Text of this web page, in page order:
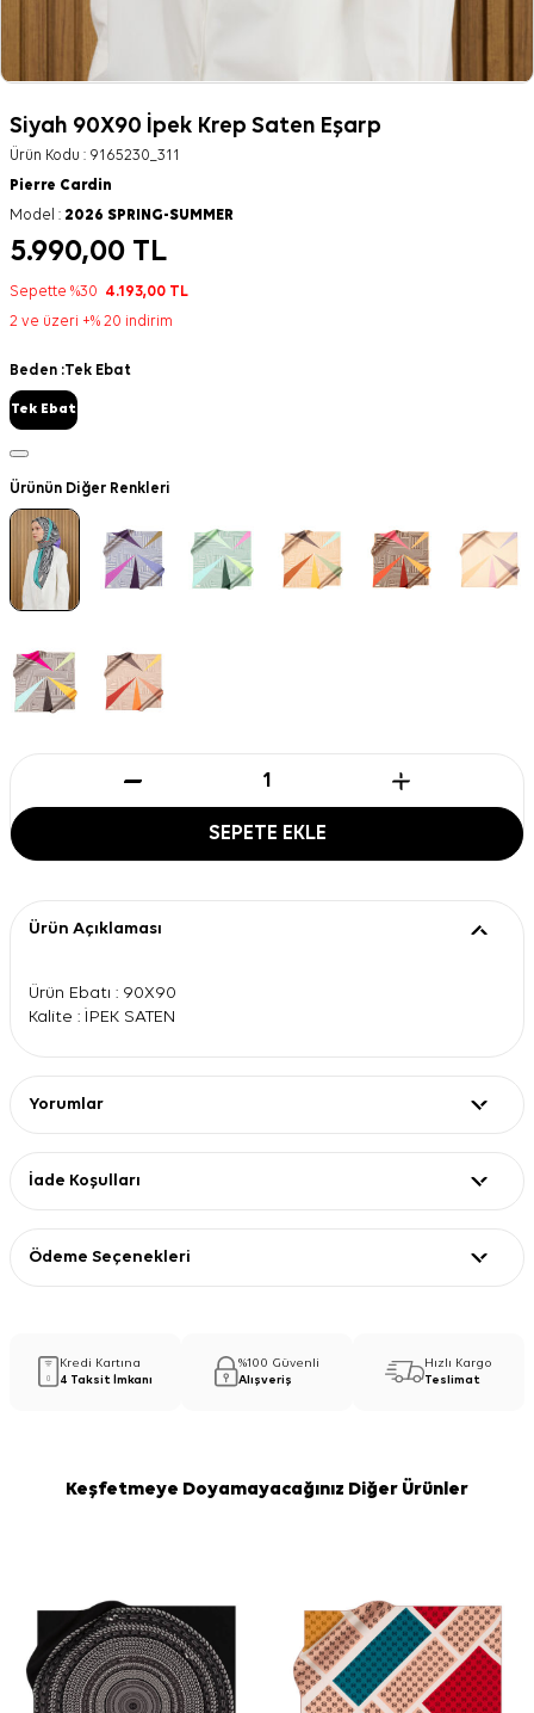
Siyah 90X90 İpek Krep Saten Eşarp
Ürün Kodu : 9165230_311
Pierre Cardin
Model : 2026 SPRING-SUMMER
5.990,00 TL
Sepette %30 4.193,00 TL
2 ve üzeri +% 20 indirim
Beden :Tek Ebat
Tek Ebat
Ürünün Diğer Renkleri
SEPETE EKLE
Ürün Açıklaması
Ürün Ebatı : 90X90
Kalite : İPEK SATEN
Yorumlar
İade Koşulları
Ödeme Seçenekleri
Kredi Kartına
4 Taksit İmkanı
%100 Güvenli
Alışveriş
Hızlı Kargo
Teslimat
Keşfetmeye Doyamayacağınız Diğer Ürünler